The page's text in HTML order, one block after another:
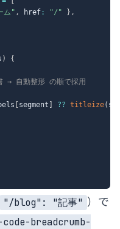
ム" , href : "/" } ,
)
{
→ 自動整形 の順で採用
segment ?? titleize(
"/blog": "記事" ）で
breadcrumb-